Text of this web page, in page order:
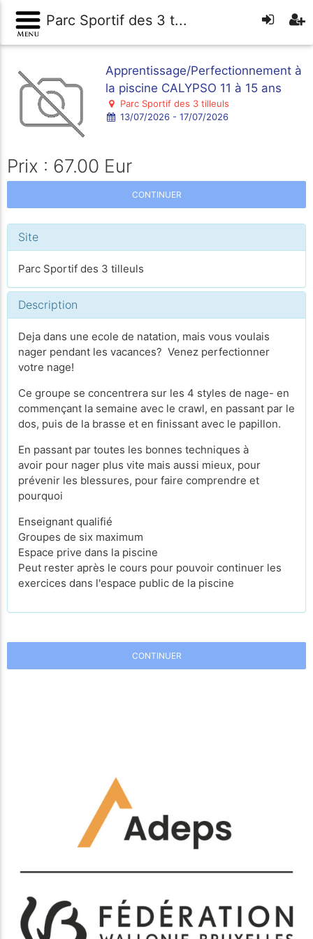
Parc Sportif des 3 t...
Apprentissage/Perfectionnement à
la piscine CALYPSO 11 à 15 ans
Parc Sportif des 3 tilleuls
13/07/2026 - 17/07/2026
Prix : 67.00 Eur
CONTINUER
Site
Parc Sportif des 3 tilleuls
Description
Deja dans une ecole de natation, mais vous voulais
nager pendant les vacances? Venez perfectionner
votre nage!
Ce groupe se concentrera sur les 4 styles de nage- en
commençant la semaine avec le crawl, en passant par le
dos, puis de la brasse et en finissant avec le papillon.
En passant par toutes les bonnes techniques à
avoir pour nager plus vite mais aussi mieux, pour
prévenir les blessures, pour faire comprendre et
pourquoi
Enseignant qualifié
Groupes de six maximum
Espace prive dans la piscine
Peut rester après le cours pour pouvoir continuer les
exercices dans l'espace public de la piscine
CONTINUER